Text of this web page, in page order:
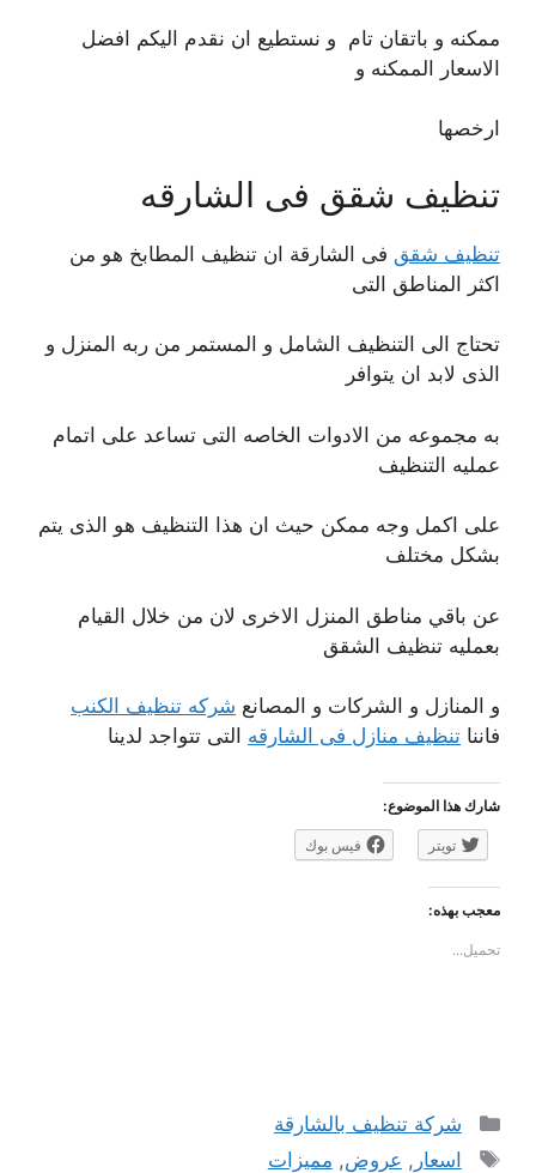
ممكنه و باتقان تام و نستطيع ان نقدم اليكم افضل
الاسعار الممكنه و
ارخصها
تنظيف شقق فى الشارقه
تنظيف شقق فى الشارقة ان تنظيف المطابخ هو من
اكثر المناطق التى
تحتاج الى التنظيف الشامل و المستمر من ربه المنزل و
الذى لابد ان يتوافر
به مجموعه من الادوات الخاصه التى تساعد على اتمام
عمليه التنظيف
على اكمل وجه ممكن حيث ان هذا التنظيف هو الذى يتم
بشكل مختلف
عن باقي مناطق المنزل الاخرى لان من خلال القيام
بعمليه تنظيف الشقق
و المنازل و الشركات و المصانع شركه تنظيف الكنب
فاننا تنظيف منازل فى الشارقه التى تتواجد لدينا
شارك هذا الموضوع:
تويتر فيس بوك
معجب بهذه:
تحميل...
التصنيفات
شركة تنظيف بالشارقة
الوسوم
اسعار , عروض, مميزات